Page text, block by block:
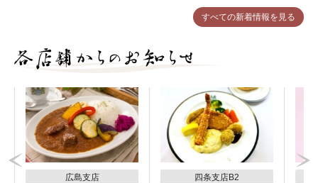
すべての新着情報を見る
広島支店
四条支店B2